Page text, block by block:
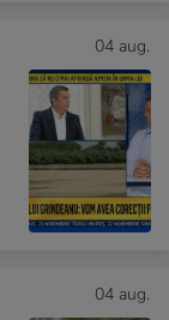
04 aug.
04 aug.